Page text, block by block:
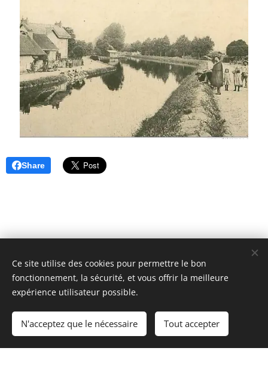
Share
Ce site utilise des cookies pour permettre le bon
fonctionnement, la sécurité, et vous offrir la meilleure
expérience utilisateur possible.
N'acceptez que le nécessaire Tout accepter